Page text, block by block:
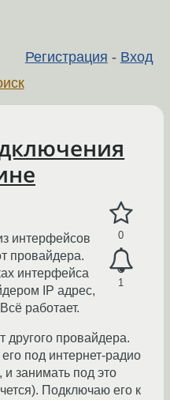
Регистрация - Вход
0
1
интерфейсов
провайдера.
интерфейса
IP адрес,
работает.
другого провайдера.
под интернет-радио
и занимать под это
Подключаю его к